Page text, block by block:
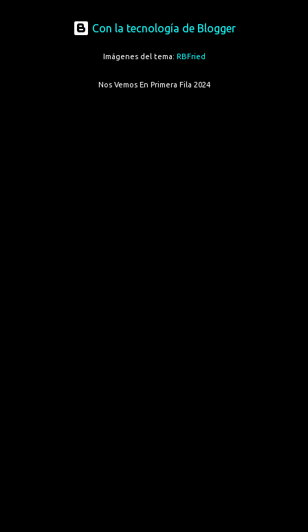
Con la tecnología de Blogger
Imágenes del tema: RBFried
Nos Vemos En Primera Fila 2024